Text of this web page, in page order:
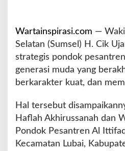
n
T
e
r
u
t
i
S
Wartainspirasi.com —
Selatan (Sumsel) H. Cik
strategis pondok
generasi muda yang
berkarakter kuat, dan
Hal tersebut
Haflah Akhirussanah dan
Pondok Pesantren Al
Kecamatan Lubai,